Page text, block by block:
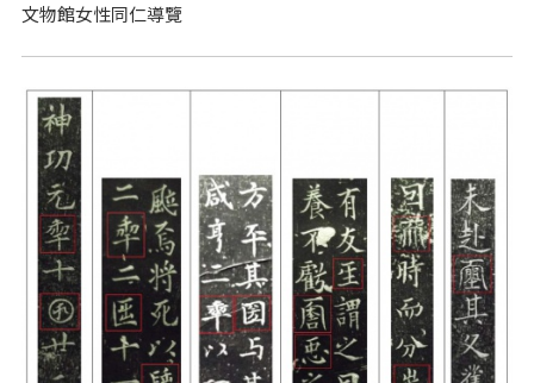
文物館女性同仁導覽